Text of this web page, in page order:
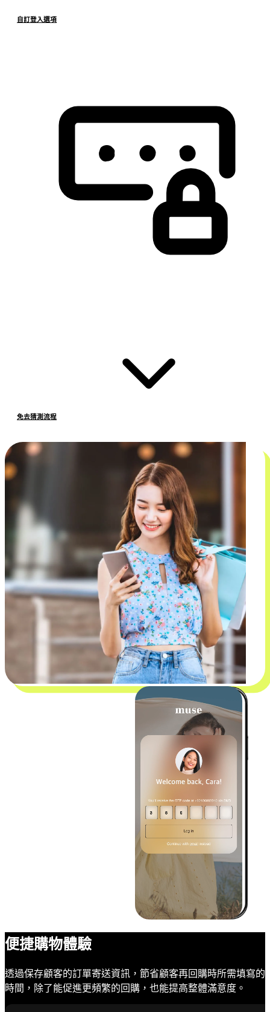
自訂登入選項
免去猜測流程
便捷購物體驗
透過保存顧客的訂單寄送資訊，節省顧客再回購時所需填寫的
時間，除了能促進更頻繁的回購，也能提高整體滿意度。